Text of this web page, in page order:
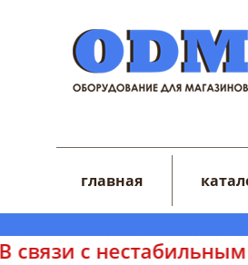
главная
валют цены на